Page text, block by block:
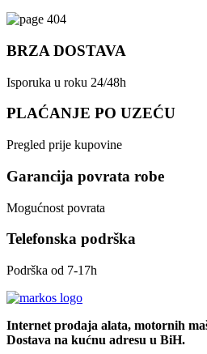
BRZA DOSTAVA
Isporuka u roku 24/48h
PLAĆANJE PO UZEĆU
Pregled prije kupovine
Garancija povrata robe
Mogućnost povrata
Telefonska podrška
Podrška od 7-17h
Internet prodaja alata, motornih
Dostava na kućnu adresu u BiH.